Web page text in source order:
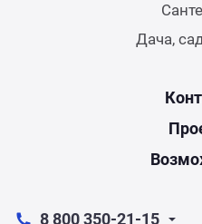
Дача,
8 800 350-21-15